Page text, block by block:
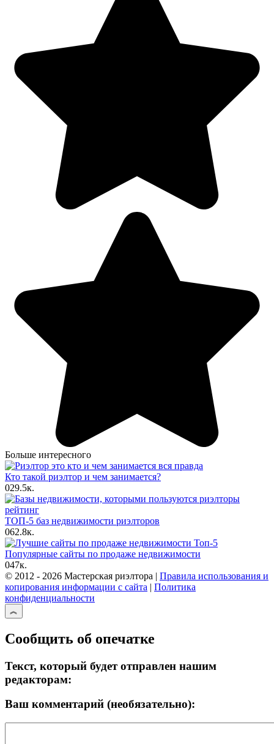
Больше интересного
Кто такой риэлтор и чем занимается?
029.5к.
ТОП-5 баз недвижимости риэлторов
062.8к.
Популярные сайты по продаже недвижимости
047к.
© 2012 - 2026 Мастерская риэлтора | Правила использования и
копирования информации с сайта | Политика
конфиденциальности
Сообщить об опечатке
Текст, который будет отправлен нашим
редакторам:
Ваш комментарий (необязательно):